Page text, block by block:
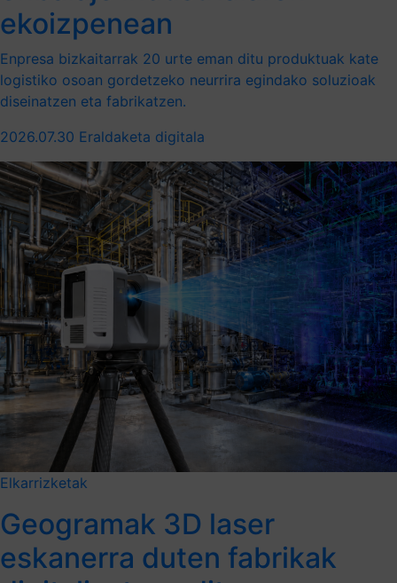
ekoizpenean
Enpresa bizkaitarrak 20 urte eman ditu produktuak kate
logistiko osoan gordetzeko neurrira egindako soluzioak
diseinatzen eta fabrikatzen.
2026.07.30 Eraldaketa digitala
Elkarrizketak
Geogramak 3D laser
eskanerra duten fabrikak